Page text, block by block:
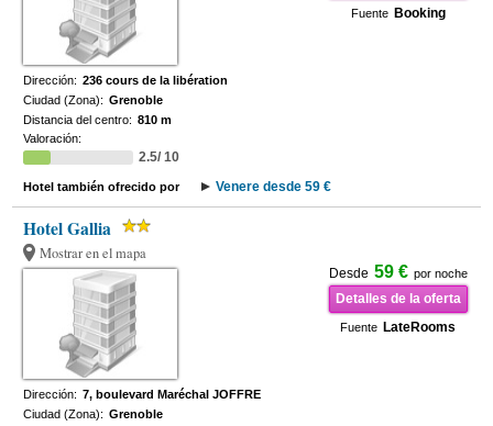
Fuente Booking
Dirección: 236 cours de la libération
Ciudad (Zona): Grenoble
Distancia del centro: 810 m
Valoración:
2.5/ 10
Hotel también ofrecido por Venere desde 59 €
Hotel Gallia
Mostrar en el mapa
Desde 59 € por noche
Detalles de la oferta
Fuente LateRooms
Dirección: 7, boulevard Maréchal JOFFRE
Ciudad (Zona): Grenoble